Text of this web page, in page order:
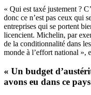
« Qui est taxé justement ?
donc ce n’est pas ceux qui
entreprises qui se portent
licencient. Michelin, par
de la conditionnalité dans
monde à l’effort national »,
« Un budget
avons eu dans ce